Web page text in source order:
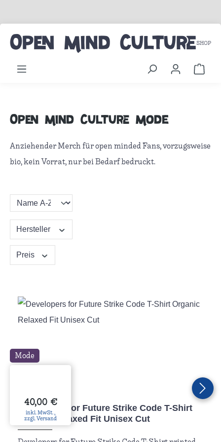
Open Mind CultureSHOP
Open Mind Culture Mode
Anziehender Merch für open minded Fans, vorzugsweise
bio, kein Vorrat, nur bei Bedarf bedruckt.
Hersteller
Preis
Developers for Future Strike Code T-Shirt
Organic Relaxed Fit Unisex Cut
Regulärer Preis:
40,00 €
inkl. MwSt. ,
zzgl. Versand
Mode